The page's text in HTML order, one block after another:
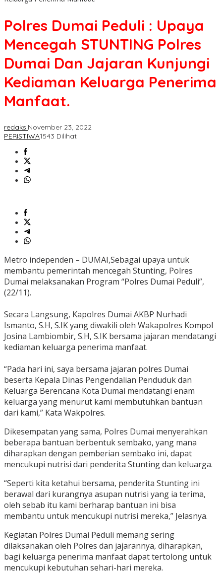
Polres Dumai Peduli : Upaya
Mencegah STUNTING Polres
Dumai Dan Jajaran Kunjungi
Kediaman Keluarga Penerima
Manfaat.
redaksiNovember 23, 2022
PERISTIWA1543 Dilihat
Metro independen – DUMAI,Sebagai upaya untuk
membantu pemerintah mencegah Stunting, Polres
Dumai melaksanakan Program “Polres Dumai Peduli”,
(22/11).
Secara Langsung, Kapolres Dumai AKBP Nurhadi
Ismanto, S.H, S.IK yang diwakili oleh Wakapolres Kompol
Josina Lambiombir, S.H, S.IK bersama jajaran mendatangi
kediaman keluarga penerima manfaat.
“Pada hari ini, saya bersama jajaran polres Dumai
beserta Kepala Dinas Pengendalian Penduduk dan
Keluarga Berencana Kota Dumai mendatangi enam
keluarga yang menurut kami membutuhkan bantuan
dari kami,” Kata Wakpolres.
Dikesempatan yang sama, Polres Dumai menyerahkan
beberapa bantuan berbentuk sembako, yang mana
diharapkan dengan pemberian sembako ini, dapat
mencukupi nutrisi dari penderita Stunting dan keluarga.
“Seperti kita ketahui bersama, penderita Stunting ini
berawal dari kurangnya asupan nutrisi yang ia terima,
oleh sebab itu kami berharap bantuan ini bisa
membantu untuk mencukupi nutrisi mereka,” Jelasnya.
Kegiatan Polres Dumai Peduli memang sering
dilaksanakan oleh Polres dan jajarannya, diharapkan,
bagi keluarga penerima manfaat dapat tertolong untuk
mencukupi kebutuhan sehari-hari mereka.